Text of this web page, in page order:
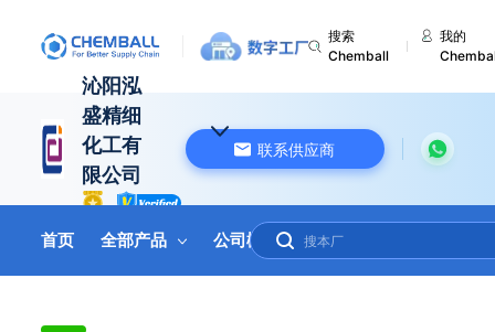
搜索
Chemball
我的
沁阳泓
盛精细
化工有
限公司
联系供应商
首页 全部产品 公司概况 联系我们